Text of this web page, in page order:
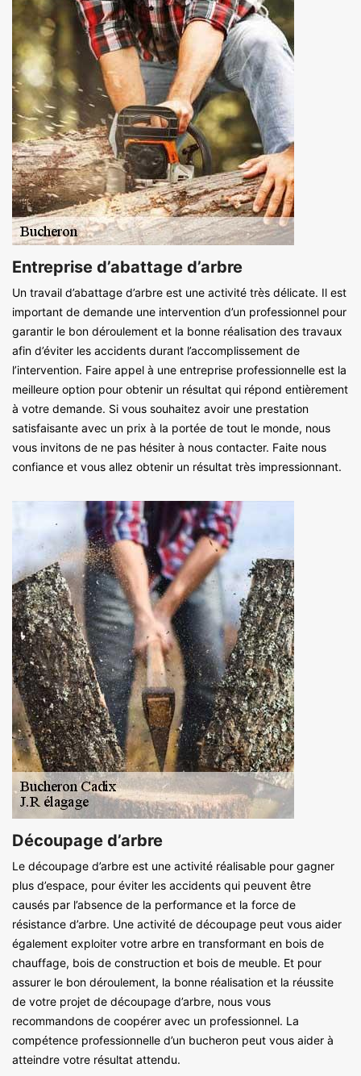
Entreprise d’abattage d’arbre
Un travail d’abattage d’arbre est une activité très délicate. Il est
important de demande une intervention d’un professionnel pour
garantir le bon déroulement et la bonne réalisation des travaux
afin d’éviter les accidents durant l’accomplissement de
l’intervention. Faire appel à une entreprise professionnelle est la
meilleure option pour obtenir un résultat qui répond entièrement
à votre demande. Si vous souhaitez avoir une prestation
satisfaisante avec un prix à la portée de tout le monde, nous
vous invitons de ne pas hésiter à nous contacter. Faite nous
confiance et vous allez obtenir un résultat très impressionnant.
Découpage d’arbre
Le découpage d’arbre est une activité réalisable pour gagner
plus d’espace, pour éviter les accidents qui peuvent être
causés par l’absence de la performance et la force de
résistance d’arbre. Une activité de découpage peut vous aider
également exploiter votre arbre en transformant en bois de
chauffage, bois de construction et bois de meuble. Et pour
assurer le bon déroulement, la bonne réalisation et la réussite
de votre projet de découpage d’arbre, nous vous
recommandons de coopérer avec un professionnel. La
compétence professionnelle d’un bucheron peut vous aider à
atteindre votre résultat attendu.